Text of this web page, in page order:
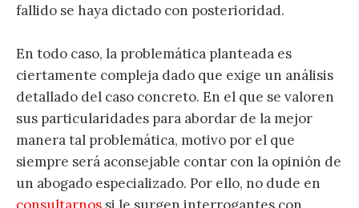
fallido se haya dictado con posterioridad.
En todo caso, la problemática planteada es
ciertamente compleja dado que exige un análisis
detallado del caso concreto. En el que se valoren
sus particularidades para abordar de la mejor
manera tal problemática, motivo por el que
siempre será aconsejable contar con la opinión de
un abogado especializado. Por ello, no dude en